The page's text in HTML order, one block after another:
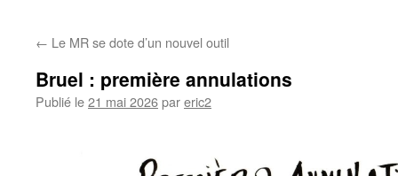
← Le MR se dote d’un nouvel outil
Bruel : première annulations
Publié le21 mai 2026pareric2